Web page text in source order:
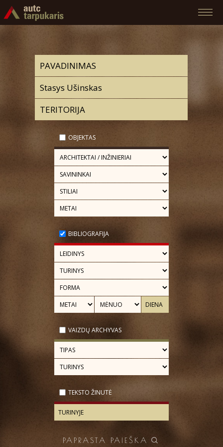
OBJEKTAS
BIBLIOGRAFIJA
VAIZDŲ ARCHYVAS
TEKSTO ŽINUTĖ
PAPRASTA PAIEŠKA